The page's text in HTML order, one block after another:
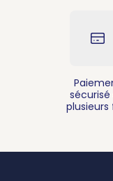
sécurisé
plusieurs